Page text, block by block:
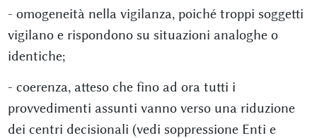
- omogeneità nella vigilanza, poiché troppi soggetti
vigilano e rispondono su situazioni analoghe o
identiche;
- coerenza, atteso che fino ad ora tutti i
provvedimenti assunti vanno verso una riduzione
dei centri decisionali (vedi soppressione Enti e